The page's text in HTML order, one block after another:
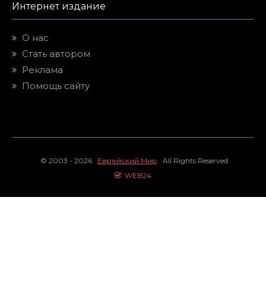
Интернет издание
О нас
Стать автором
Реклама
Помощь сайту
© 2003 - 2026 Еврейский Мир All Rights Reserved.
WEB24